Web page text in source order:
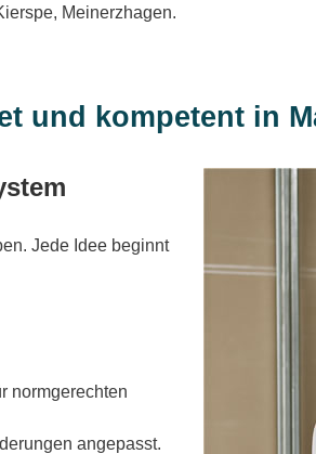
Meinerzhagen.
und kompetent in
Jede Idee beginnt
normgerechten
angepasst.